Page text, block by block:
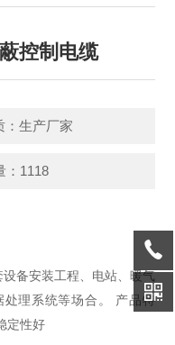
控制电缆
：生产厂家
1118
备安装工程、电站、暖气
理系统等场合。 产品特
定性好